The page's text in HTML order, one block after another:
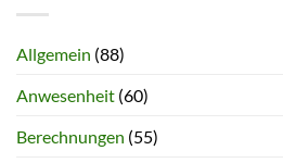
Allgemein (88)
Anwesenheit (60)
Berechnungen (55)